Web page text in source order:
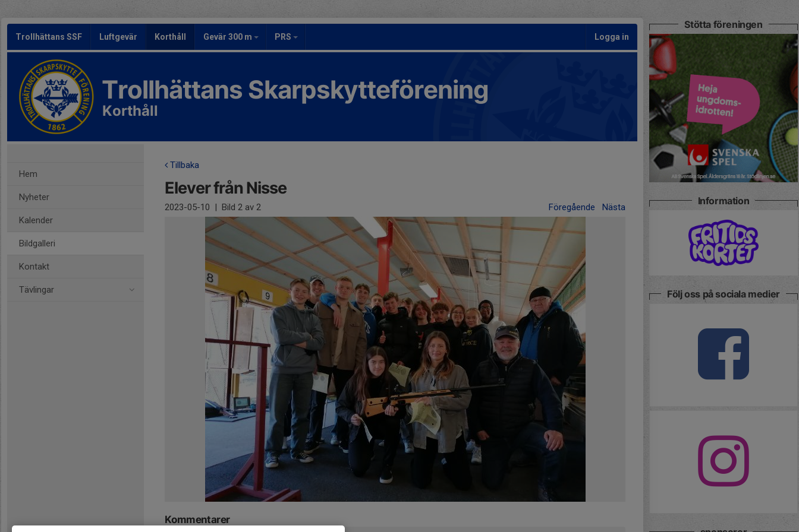
Trollhättans SSF Luftgevär Korthåll Gevär 300 m PRS Logga in
Trollhättans Skarpskytteförening
Korthåll
Hem
Nyheter
Kalender
Bildgalleri
Kontakt
Tävlingar
Tillbaka
Elever från Nisse
2023-05-10 | Bild 2 av 2 Föregående Nästa
Kommentarer
Stötta föreningen
Information
Följ oss på sociala medier